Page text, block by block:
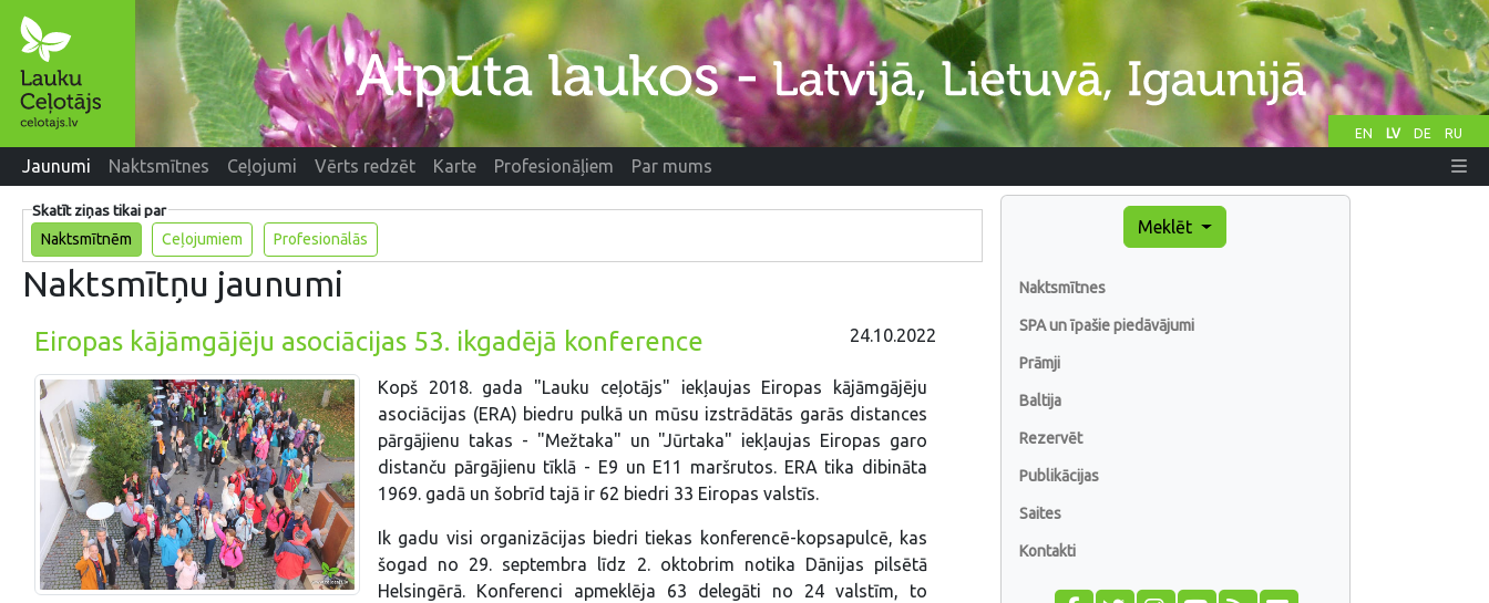
EN LV DE RU
Jaunumi Naktsmītnes Ceļojumi Vērts redzēt Karte Profesionāļiem Par mums
Skatīt ziņas tikai par
Naktsmītnēm
Ceļojumiem Profesionālās
Naktsmītņu jaunumi
Eiropas kājāmgājēju asociācijas 53. ikgadējā konference 24.10.2022
Kopš 2018. gada "Lauku ceļotājs" iekļaujas Eiropas kājāmgājēju
asociācijas (ERA) biedru pulkā un mūsu izstrādātās garās distances
pārgājienu takas - "Mežtaka" un "Jūrtaka" iekļaujas Eiropas garo
distanču pārgājienu tīklā - E9 un E11 maršrutos. ERA tika dibināta
1969. gadā un šobrīd tajā ir 62 biedri 33 Eiropas valstīs.
Ik gadu visi organizācijas biedri tiekas konferencē-kopsapulcē, kas
šogad no 29. septembra līdz 2. oktobrim notika Dānijas pilsētā
Helsingērā. Konferenci apmeklēja 63 delegāti no 24 valstīm, to
Meklēt
Naktsmītnes
SPA un īpašie piedāvājumi
Prāmji
Baltija
Rezervēt
Publikācijas
Saites
Kontakti